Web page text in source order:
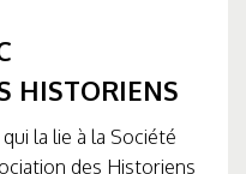
HISTORIENS
la lie à la Société
des Historiens